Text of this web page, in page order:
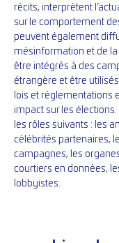
récits, interprètent
sur le comportement
peuvent également
mésinformation et de
être intégrés à des
étrangère et être
lois et réglementations
impact sur les
les rôles suivants : les
célébrités partenaires,
campagnes, les
courtiers en données,
lobbyistes.